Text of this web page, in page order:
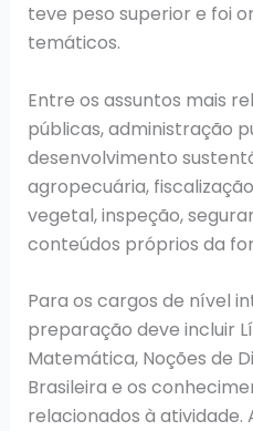
teve peso superior e foi
temáticos.
Entre os assuntos mais
públicas, administração
desenvolvimento
agropecuária,
vegetal, inspeção,
conteúdos próprios da
Para os cargos de nível
preparação deve incluir
Matemática, Noções de
Brasileira e os
relacionados à atividade.